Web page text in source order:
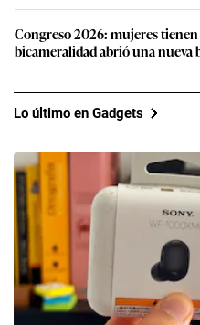
Congreso 2026: mujeres tienen
bicameralidad abrió una nueva
Lo último en Gadgets